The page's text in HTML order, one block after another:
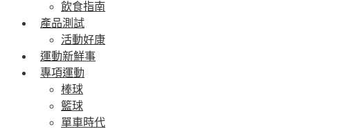
飲食指南
產品測試
活動好康
運動新鮮事
專項運動
棒球
籃球
單車時代